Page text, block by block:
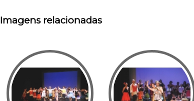
Imagens relacionadas